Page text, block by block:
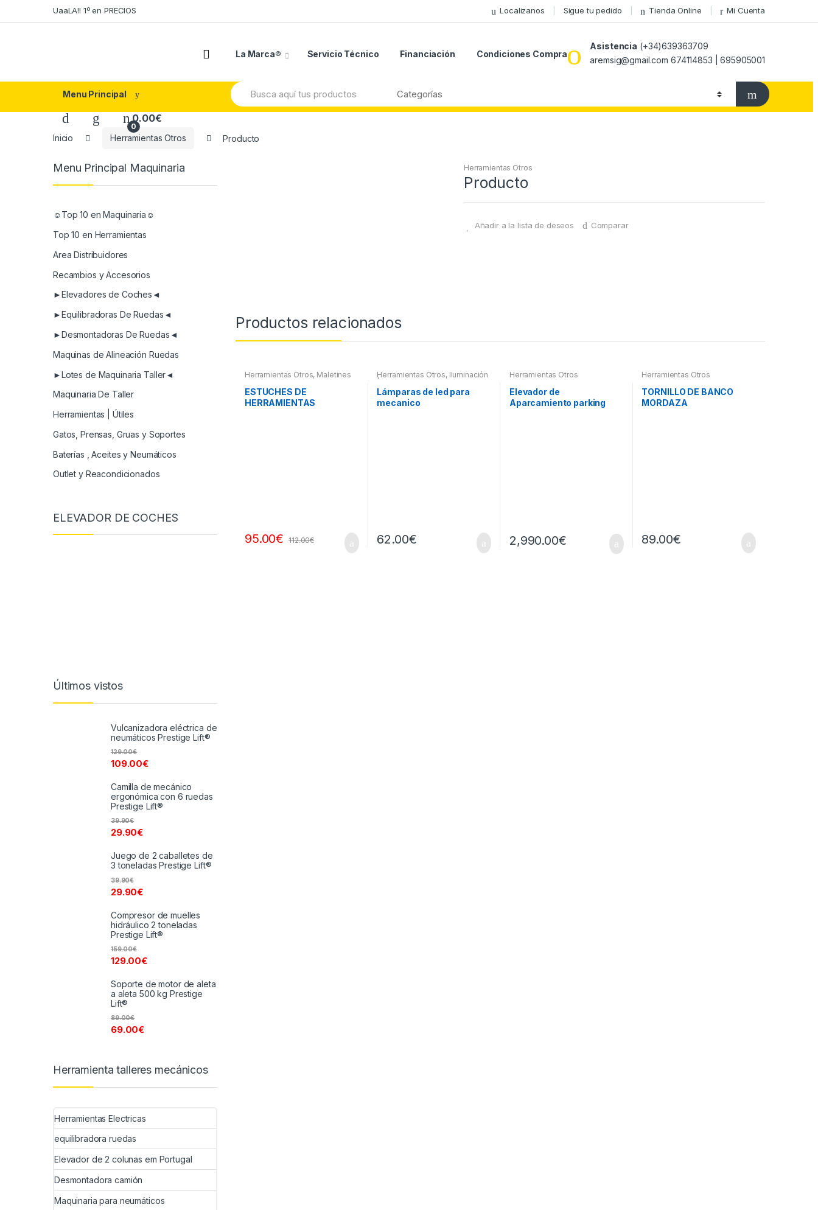
to
to
UaaLA!! 1º en PRECIOS Localizanos Sigue tu pedido Tienda Online Mi Cuenta
La Marca® Servicio Técnico Financiación Condiciones Compra
Asistencia (+34)639363709
aremsig@gmail.com 674114853 | 695905001
Menu Principal
Search
for:
0
0.00€
Inicio Herramientas Otros Producto
Herramientas Otros
Producto
Añadir a la lista de deseos Comparar
Productos relacionados
Herramientas Otros, Maletines
Compresímetros, otros
ESTUCHES DE
HERRAMIENTAS
95.00€ 112.00€
Herramientas Otros, Iluminación
| Linternas Led
Lámparas de led para
mecanico
62.00€
Herramientas Otros
Elevador de
Aparcamiento parking
2,990.00€
Herramientas Otros
TORNILLO DE BANCO
MORDAZA
89.00€
Menu Principal Maquinaria
☺Top 10 en Maquinaria☺
Top 10 en Herramientas
Area Distribuidores
Recambios y Accesorios
►Elevadores de Coches◄
►Equilibradoras De Ruedas◄
►Desmontadoras De Ruedas◄
Maquinas de Alineación Ruedas
►Lotes de Maquinaria Taller◄
Maquinaria De Taller
Herramientas | Útiles
Gatos, Prensas, Gruas y Soportes
Baterías , Aceites y Neumáticos
Outlet y Reacondicionados
ELEVADOR DE COCHES
Últimos vistos
Vulcanizadora eléctrica de
neumáticos Prestige Lift®
109.00€
129.00€
Camilla de mecánico
ergonómica con 6 ruedas
Prestige Lift®
29.90€
39.90€
Juego de 2 caballetes de
3 toneladas Prestige Lift®
29.90€
39.90€
Compresor de muelles
hidráulico 2 toneladas
Prestige Lift®
129.00€
159.00€
Soporte de motor de aleta
a aleta 500 kg Prestige
Lift®
69.00€
89.00€
Herramienta talleres mecánicos
Herramientas Electricas
equilibradora ruedas
Elevador de 2 colunas em Portugal
Desmontadora camión
Maquinaria para neumáticos